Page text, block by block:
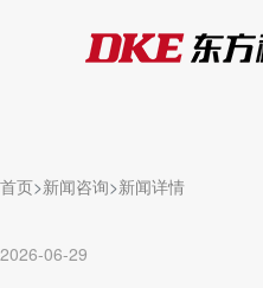
首页 新闻咨询 新闻详情
2026-06-29